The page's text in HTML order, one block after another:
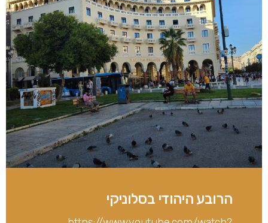
הרובע היהודי בסלוניקי